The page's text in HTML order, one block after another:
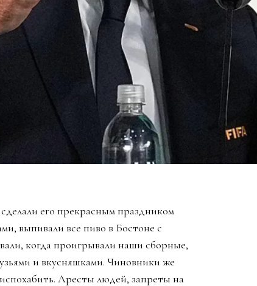
его прекрасным праздником
выпивали все пиво в Бостоне с
когда проигрывали наши сборные,
и вкусняшками. Чиновники же
Аресты людей, запреты на